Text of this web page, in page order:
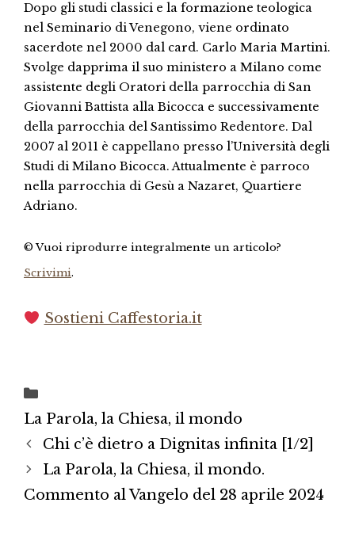
Dopo gli studi classici e la formazione teologica
nel Seminario di Venegono, viene ordinato
sacerdote nel 2000 dal card. Carlo Maria Martini.
Svolge dapprima il suo ministero a Milano come
assistente degli Oratori della parrocchia di San
Giovanni Battista alla Bicocca e successivamente
della parrocchia del Santissimo Redentore. Dal
2007 al 2011 è cappellano presso l’Università degli
Studi di Milano Bicocca. Attualmente è parroco
nella parrocchia di Gesù a Nazaret, Quartiere
Adriano.
© Vuoi riprodurre integralmente un articolo?
Scrivimi.
Sostieni Caffestoria.it
La Parola, la Chiesa, il mondo
Chi c’è dietro a Dignitas infinita [1/2]
La Parola, la Chiesa, il mondo.
Commento al Vangelo del 28 aprile 2024